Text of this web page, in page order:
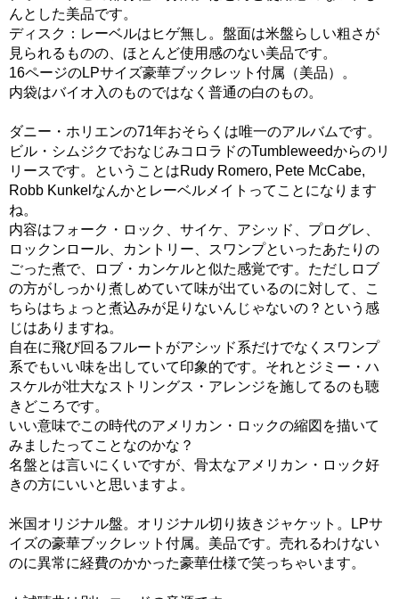
んとした美品です。
ディスク：レーベルはヒゲ無し。盤面は米盤らしい粗さが
見られるものの、ほとんど使用感のない美品です。
16ページのLPサイズ豪華ブックレット付属（美品）。
内袋はバイオ入のものではなく普通の白のもの。
ダニー・ホリエンの71年おそらくは唯一のアルバムです。
ビル・シムジクでおなじみコロラドのTumbleweedからのリ
リースです。ということはRudy Romero, Pete McCabe,
Robb Kunkelなんかとレーベルメイトってことになります
ね。
内容はフォーク・ロック、サイケ、アシッド、プログレ、
ロックンロール、カントリー、スワンプといったあたりの
ごった煮で、ロブ・カンケルと似た感覚です。ただしロブ
の方がしっかり煮しめていて味が出ているのに対して、こ
ちらはちょっと煮込みが足りないんじゃないの？という感
じはありますね。
自在に飛び回るフルートがアシッド系だけでなくスワンプ
系でもいい味を出していて印象的です。それとジミー・ハ
スケルが壮大なストリングス・アレンジを施してるのも聴
きどころです。
いい意味でこの時代のアメリカン・ロックの縮図を描いて
みましたってことなのかな？
名盤とは言いにくいですが、骨太なアメリカン・ロック好
きの方にいいと思いますよ。
米国オリジナル盤。オリジナル切り抜きジャケット。LPサ
イズの豪華ブックレット付属。美品です。売れるわけない
のに異常に経費のかかった豪華仕様で笑っちゃいます。